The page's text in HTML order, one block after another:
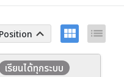
keyboard_arrow_up view_module list
เรียนได้ทุกระบบ